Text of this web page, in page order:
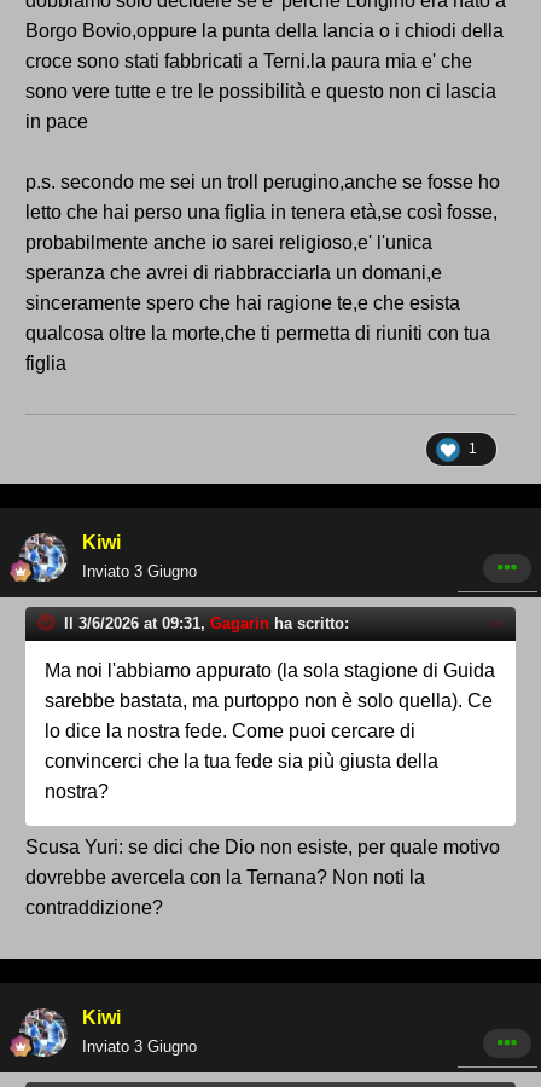
Borgo Bovio,oppure la punta della lancia o i chiodi della
croce sono stati fabbricati a Terni.la paura mia e' che
sono vere tutte e tre le possibilità e questo non ci lascia
in pace
p.s. secondo me sei un troll perugino,anche se fosse ho
letto che hai perso una figlia in tenera età,se così fosse,
probabilmente anche io sarei religioso,e' l'unica
speranza che avrei di riabbracciarla un domani,e
sinceramente spero che hai ragione te,e che esista
qualcosa oltre la morte,che ti permetta di riuniti con tua
figlia
1
Kiwi
Inviato 3 Giugno
Il 3/6/2026 at 09:31, Gagarin ha scritto:
Ma noi l'abbiamo appurato (la sola stagione di Guida
sarebbe bastata, ma purtoppo non è solo quella). Ce
lo dice la nostra fede. Come puoi cercare di
convincerci che la tua fede sia più giusta della
nostra?
Scusa Yuri: se dici che Dio non esiste, per quale motivo
dovrebbe avercela con la Ternana? Non noti la
contraddizione?
Kiwi
Inviato 3 Giugno